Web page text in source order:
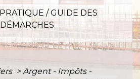
PRATIQUE /GUIDE DES
DÉMARCHES
> Argent - Impôts -